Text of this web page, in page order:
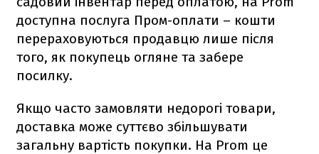
доступна послуга Пром-оплати – кошти
перераховуються продавцю лише після
того, як покупець огляне та забере
посилку.
Якщо часто замовляти недорогі товари,
доставка може суттєво збільшувати
загальну вартість покупки. На Prom це